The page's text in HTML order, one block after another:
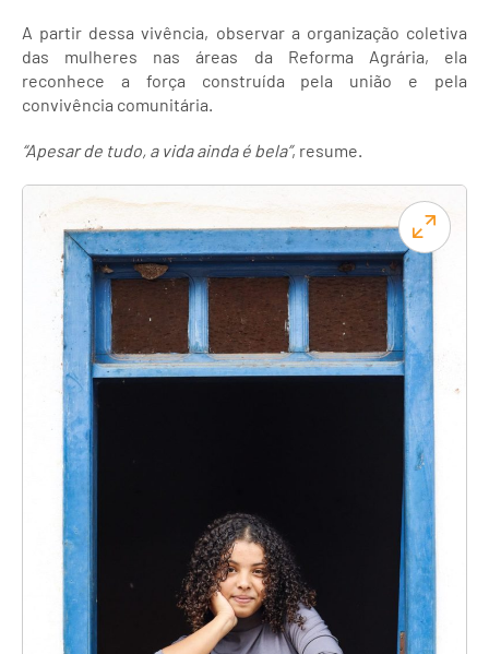
A partir dessa vivência, observar a organização coletiva
das mulheres nas áreas da Reforma Agrária, ela
reconhece a força construída pela união e pela
convivência comunitária.
“Apesar de tudo, a vida ainda é bela”, resume.